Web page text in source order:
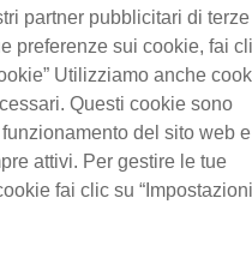
partner pubblicitari di terze
preferenze sui cookie, fai
Utilizziamo anche
Questi cookie sono
del sito web e
attivi. Per gestire le tue
fai clic su “Impostazioni